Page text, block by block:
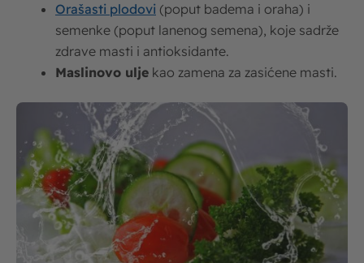
Orašasti plodovi (poput badema i oraha) i
semenke (poput lanenog semena), koje sadrže
zdrave masti i antioksidante.
Maslinovo ulje kao zamena za zasićene masti.